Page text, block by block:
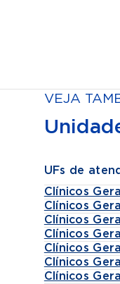
VEJA
UFs de
Clínicos
Clínicos
Clínicos
Clínicos
Clínicos
Clínicos
Clínicos